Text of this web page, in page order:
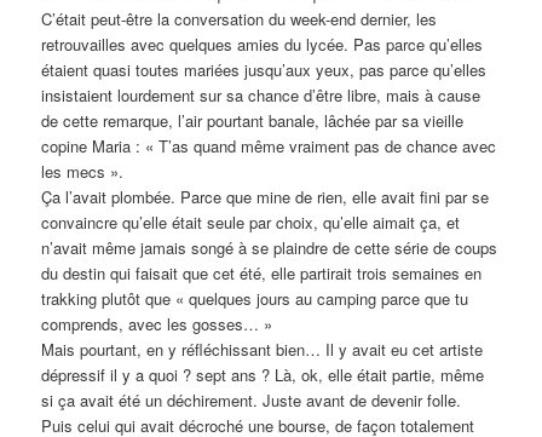
C’était peut-être la conversation du week-end dernier, les
retrouvailles avec quelques amies du lycée. Pas parce qu’elles
étaient quasi toutes mariées jusqu’aux yeux, pas parce qu’elles
insistaient lourdement sur sa chance d’être libre, mais à cause
de cette remarque, l’air pourtant banale, lâchée par sa vieille
copine Maria : « T’as quand même vraiment pas de chance avec
les mecs ».
Ça l’avait plombée. Parce que mine de rien, elle avait fini par se
convaincre qu’elle était seule par choix, qu’elle aimait ça, et
n’avait même jamais songé à se plaindre de cette série de coups
du destin qui faisait que cet été, elle partirait trois semaines en
trakking plutôt que « quelques jours au camping parce que tu
comprends, avec les gosses… »
Mais pourtant, en y réfléchissant bien… Il y avait eu cet artiste
dépressif il y a quoi ? sept ans ? Là, ok, elle était partie, même
si ça avait été un déchirement. Juste avant de devenir folle.
Puis celui qui avait décroché une bourse, de façon totalement